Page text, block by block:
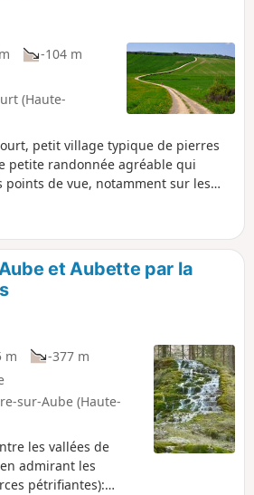
-104 m
(Haute-
petit village typique de pierres
petite randonnée agréable qui
points de vue, notamment sur les
et Aubette par la
m
-377 m
sur-Aube (Haute-
les vallées de
admirant les
pétrifiantes):